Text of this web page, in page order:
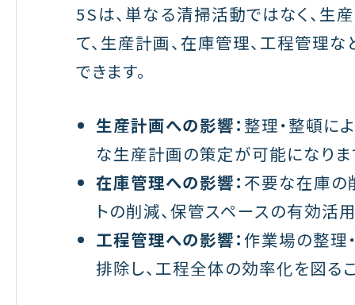
5Sは、単なる清掃活動ではなく、生
て、生産計画、在庫管理、工程管理
できます。
生産計画への影響： 整理・整頓に
な生産計画の策定が可能になりま
在庫管理への影響： 不要な在庫の
トの削減、保管スペースの有効活
工程管理への影響：作業場の整理
排除し、工程全体の効率化を図る